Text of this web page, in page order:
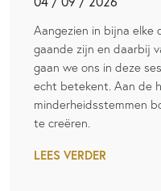
Aangezien in bijna elke
gaande zijn en daarbij
gaan we ons in deze
echt betekent. Aan de
minderheidsstemmen
te creëren.
LEES VERDER